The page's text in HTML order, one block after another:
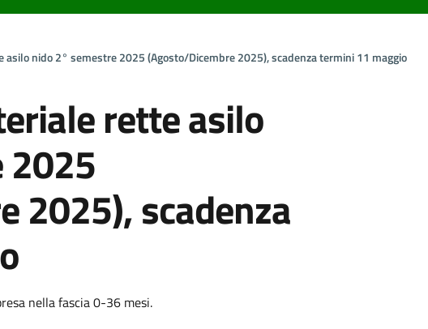
nido 2° semestre 2025 (Agosto/Dicembre 2025), scadenza termini 11 maggio
rette asilo
2025
2025), scadenza
nella fascia 0-36 mesi.